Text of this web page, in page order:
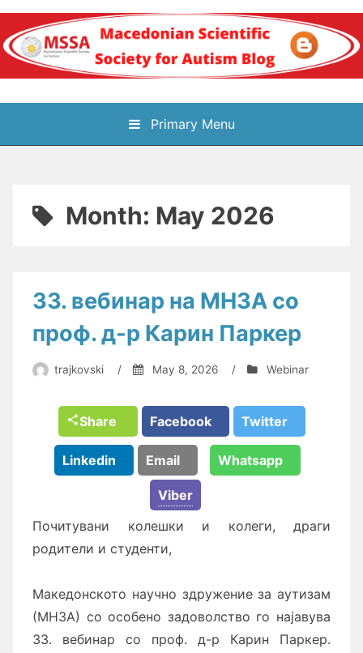
Skip
content
Блог на
Македонското научно
здружение за
Primary Menu
Month: May 2026
33. вебинар на МНЗА со
проф. д-р Карин Паркер
trajkovski / May 8, 2026 / Webinar
Share Facebook Twitter
Linkedin Email Whatsapp
Viber
Почитувани колешки и колеги, драги
родители и студенти,
Македонското научно здружение за аутизам
(МНЗА) со особено задоволство го најавува
33. вебинар со проф. д-р Карин Паркер.